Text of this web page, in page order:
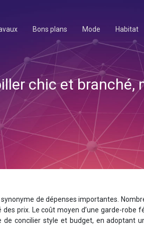
Bons plans Mode Habitat
chic et branché,
de dépenses importantes.
prix. Le coût moyen d’une garde-robe
concilier style et budget, en adoptant